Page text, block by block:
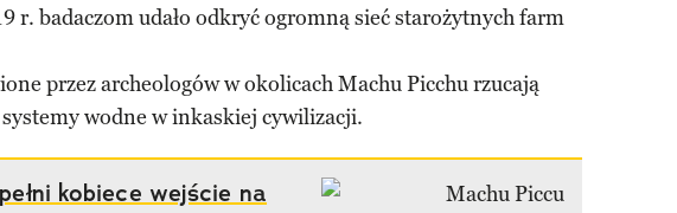
r. badaczom udało odkryć ogromną sieć starożytnych farm
przez archeologów w okolicach Machu Picchu rzucają
systemy wodne w inkaskiej cywilizacji.
kobiece wejście na